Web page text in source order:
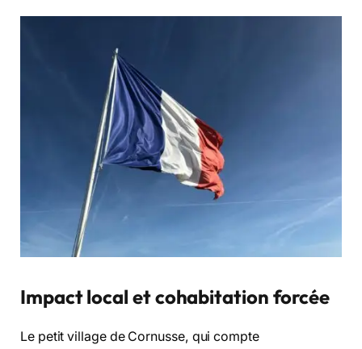
Impact local et cohabitation forcée
Le petit village de Cornusse, qui compte